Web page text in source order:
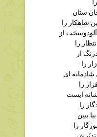
از
را
از
را
ای
را
ایست
را
ببین
را
است